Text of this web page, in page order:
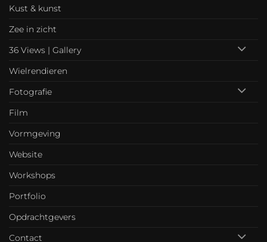
Kust & kunst
Zee in zicht
36 Views | Gallery
Wielrendieren
Fotografie
Film
Vormgeving
Website
Workshops
Portfolio
Opdrachtgevers
Contact